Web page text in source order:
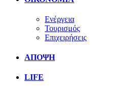
Ενέργεια
Τουρισμός
Επιχειρήσεις
ΑΠΟΨΗ
LIFE